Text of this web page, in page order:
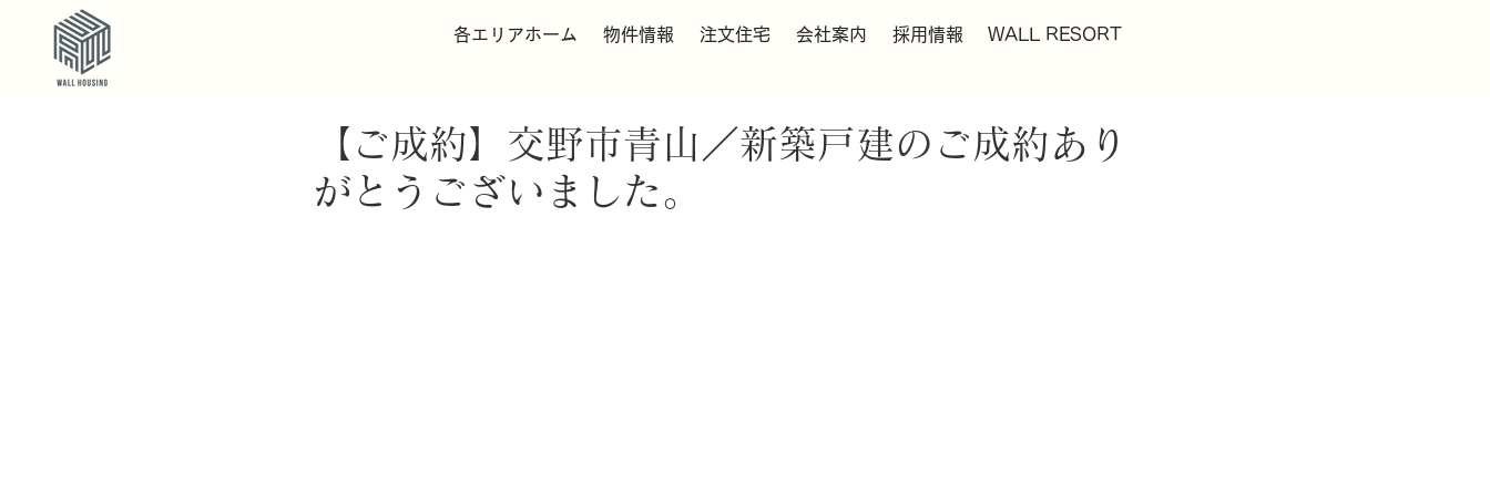
各エリアホーム 物件情報 注文住宅 会社案内 採用情報 WALL RESORT
【ご成約】交野市青山／新築戸建のご成約あり
がとうございました。